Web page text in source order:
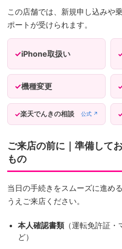
この店舗では、新規申し込みや
ポートが受けられます。
iPhone取扱い
機種変更
楽天でんきの相談 公式 ↗
ご来店の前に｜準備して
もの
当日の手続きをスムーズに進め
うえご来店ください。
本人確認書類（運転免許証・
ど）